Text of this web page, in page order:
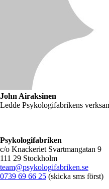
John Airaksinen
Ledde Psykologifabrikens
Psykologifabriken
c/o Knackeriet Svartmangatan 9
111 29 Stockholm
team@psykologifabriken.se
0739 69 66 25 (skicka sms först)